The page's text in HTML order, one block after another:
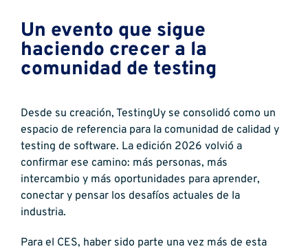
Un evento que sigue
haciendo crecer a la
comunidad de testing
Desde su creación, TestingUy se consolidó como un
espacio de referencia para la comunidad de calidad y
testing de software. La edición 2026 volvió a
confirmar ese camino: más personas, más
intercambio y más oportunidades para aprender,
conectar y pensar los desafíos actuales de la
industria.
Para el CES, haber sido parte una vez más de esta